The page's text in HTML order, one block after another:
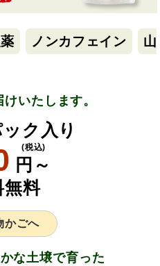
ノンカフェイン
山
いたします。
ク入り
円～
(税込)
無料
かごへ
な土壌で育った